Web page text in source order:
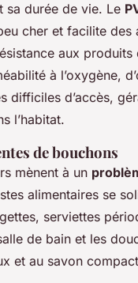
sa durée de vie. Le
cher et facilite des
aux produits
à l’oxygène,
difficiles d’accès,
l’habitat.
de bouchons
mènent à un
alimentaires se
serviettes
de bain et les
et au savon